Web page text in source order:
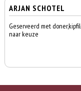
ARJAN SCHOTEL
Geserveerd met
naar keuze